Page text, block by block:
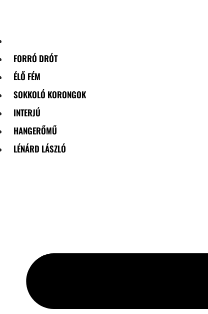
FORRÓ DRÓT
ÉLŐ FÉM
SOKKOLÓ KORONGOK
INTERJÚ
HANGERŐMŰ
LÉNÁRD LÁSZLÓ